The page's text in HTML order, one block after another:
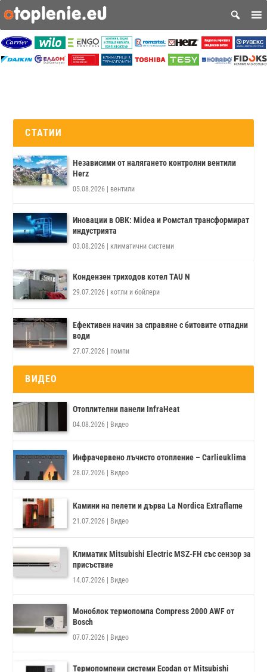
СТАТИИ
Независими от налягането контролни вентили
Herz
05.08.2026 | вентили
Иновации в ОВК: Midea и Ромстал трансформират
индустрията
03.08.2026 | климатични системи
Кондензен триходов котел TAU N
29.07.2026 | котли и бойлери
Ефективен начин за справяне с битовите отпадни
води
27.07.2026 | помпи
ВИДЕО
Отоплителни панели InfraHeat
04.08.2026 | Видео
Инфрачервено лъчисто отопление – Carlieuklima
28.07.2026 | Видео
Камини на пелети и дърва La Nordica Extraflame
21.07.2026 | Видео
Климатик Mitsubishi Electric MSZ-FH със сензор за
присъствие
14.07.2026 | Видео
Моноблок термопомпа Compress 2000 AWF от
Bosch
07.07.2026 | Видео
Термопомпени системи Ecodan от Mitsubishi